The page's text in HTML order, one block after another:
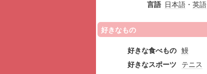
言語 日本語 ・ 英語
好きなもの
好きな食べもの
鰻
好きなスポーツ
テニス